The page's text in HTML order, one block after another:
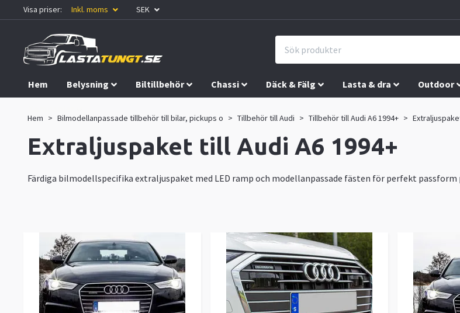
Visa priser: Inkl. moms SEK
Hem Belysning Biltillbehör Chassi Däck & Fälg Lasta & dra Outdoor
Hem Bilmodellanpassade tillbehör till bilar, pickups o Tillbehör till Audi Tillbehör till Audi A6 1994+
Extraljuspaket till Audi A6 1994+
Färdiga bilmodellspecifika extraljuspaket med LED ramp och modellanpassade fästen för perfekt passform